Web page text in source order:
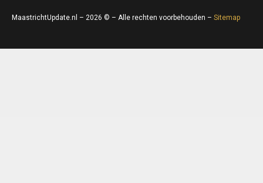
MaastrichtUpdate.nl – 2026 © – Alle rechten voorbehouden – Sitemap